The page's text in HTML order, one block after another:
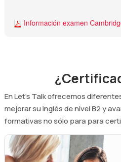
Información examen
En Let's Talk ofrecemos
mejorar su inglés de nivel B2 y
formativas no sólo para para